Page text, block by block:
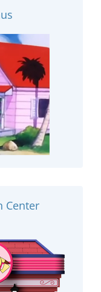
Center